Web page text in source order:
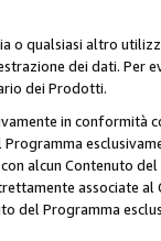
o qualsiasi altro
dei dati. Per
dei Prodotti.
in conformità
alcun Contenuto
associate
del Programma